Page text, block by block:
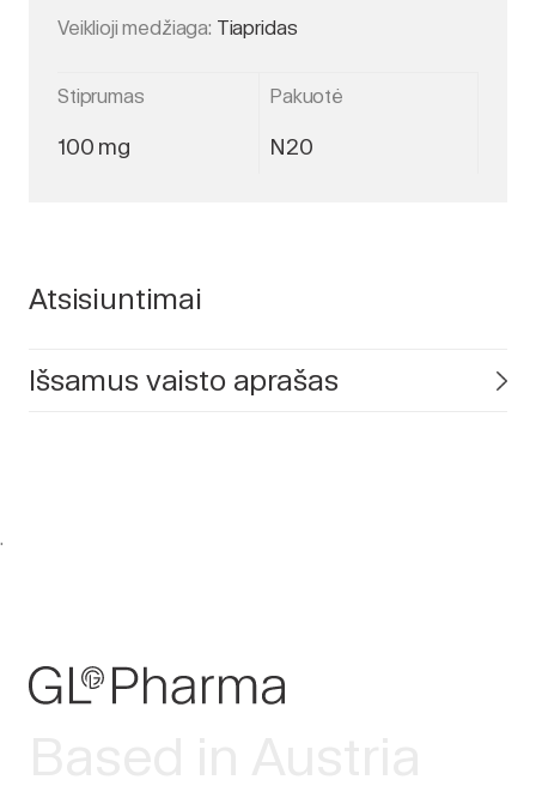
Veiklioji medžiaga: Tiapridas
Stiprumas Pakuotė
100 mg N20
Atsisiuntimai
Išsamus vaisto aprašas
.